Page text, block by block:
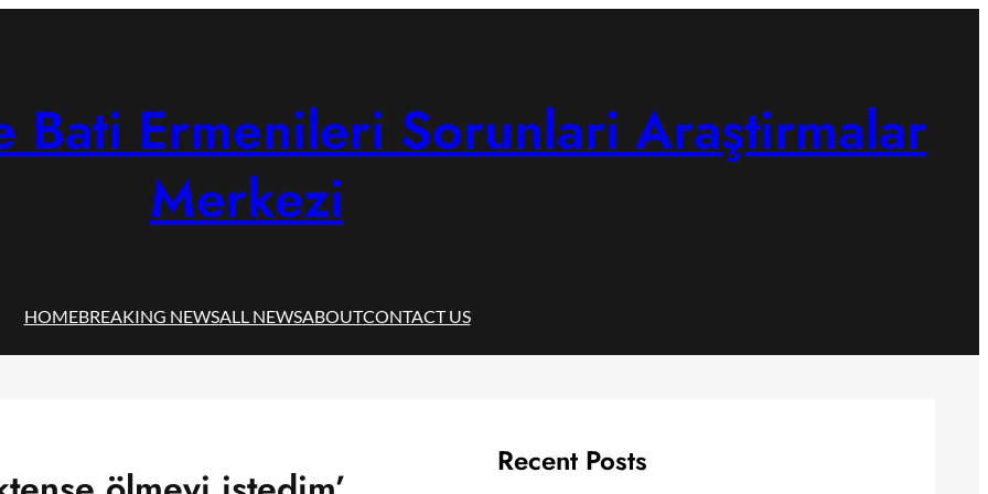
Bati Ermenileri Sorunlari Araştirmalar
Merkezi
HOMEBREAKING NEWSALL NEWSABOUTCONTACT US
Recent Posts